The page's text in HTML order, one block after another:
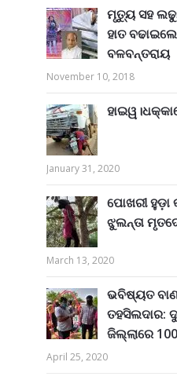
ମୃତ୍ୟୁ ସହ
ହାତ
ବଳବନ୍ତରାୟ
November 10, 2018
January 31, 2020
ପୋଖରୀ
ଝୁଲନ୍ତା
March 13, 2020
ଭବିଷ୍ୟତ
ତହସିଲଦାର:
ଜିଲ୍ଲାରେ
April 25, 2020